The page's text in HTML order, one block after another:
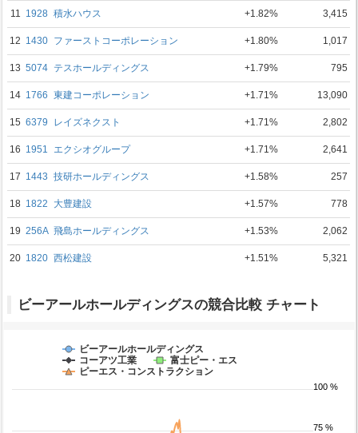
11 1928 積水ハウス +1.82% 3,415
12 1430 ファーストコーポレーション +1.80% 1,017
13 5074 テスホールディングス +1.79% 795
14 1766 東建コーポレーション +1.71% 13,090
15 6379 レイズネクスト +1.71% 2,802
16 1951 エクシオグループ +1.71% 2,641
17 1443 技研ホールディングス +1.58% 257
18 1822 大豊建設 +1.57% 778
19 256A 飛島ホールディングス +1.53% 2,062
20 1820 西松建設 +1.51% 5,321
ビーアールホールディングスの競合比較 チャート
ビーアールホールディングス
コーアツ工業
富士ピー・エス
ピーエス・コンストラクション
75 %
100 %